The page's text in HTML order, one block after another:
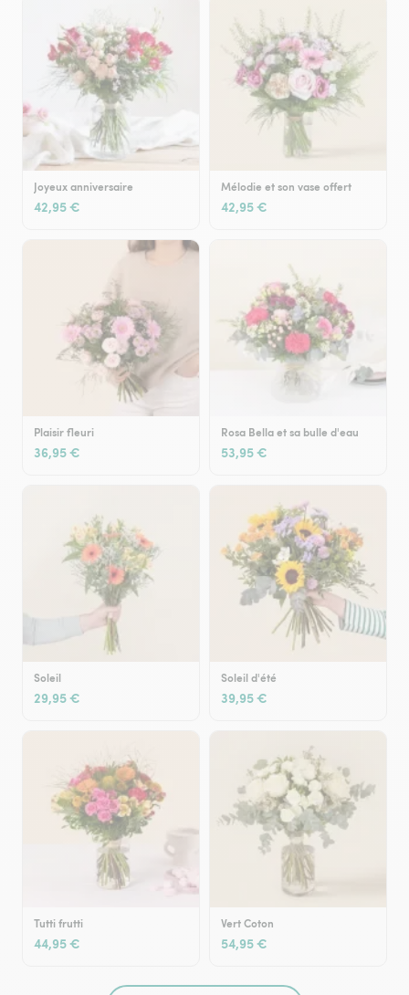
Joyeux anniversaire
42,95 €
Mélodie et son vase offert
42,95 €
Plaisir fleuri
36,95 €
Rosa Bella et sa bulle d'eau
53,95 €
Soleil
29,95 €
Soleil d'été
39,95 €
Tutti frutti
44,95 €
Vert Coton
54,95 €